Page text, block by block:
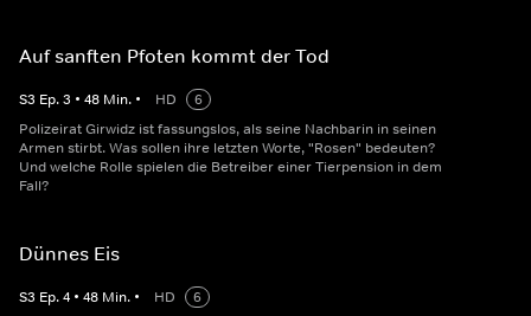
Auf sanften Pfoten kommt der Tod
S3 Ep.3 • 48 Min. • HD
6
Polizeirat Girwidz ist fassungslos, als seine Nachbarin in seinen
Armen stirbt. Was sollen ihre letzten Worte, "Rosen" bedeuten?
Und welche Rolle spielen die Betreiber einer Tierpension in dem
Fall?
Dünnes Eis
S3 Ep.4 • 48 Min. • HD
6